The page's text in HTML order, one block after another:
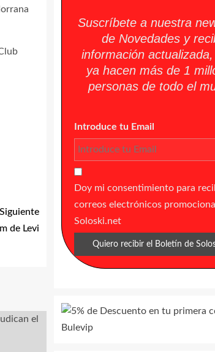
Siguiente
de Levi
Suscríbete a nuestra
de Novedades y
información
ya hacen más de 1
personas de todo el
Introduce tu Email
Doy mi consentimiento para
correos electrónicos
Soloski.net